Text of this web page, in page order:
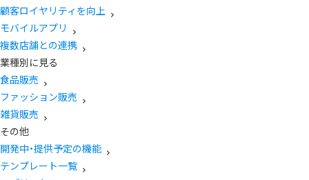
顧客ロイヤリティを向上
モバイルアプリ
複数店舗との連携
業種別に見る
食品販売
ファッション販売
雑貨販売
その他
開発中・提供予定の機能
テンプレート一覧